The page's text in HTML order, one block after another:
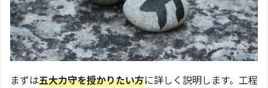
まずは五大力守を授かりたい方に詳しく説明します。工程